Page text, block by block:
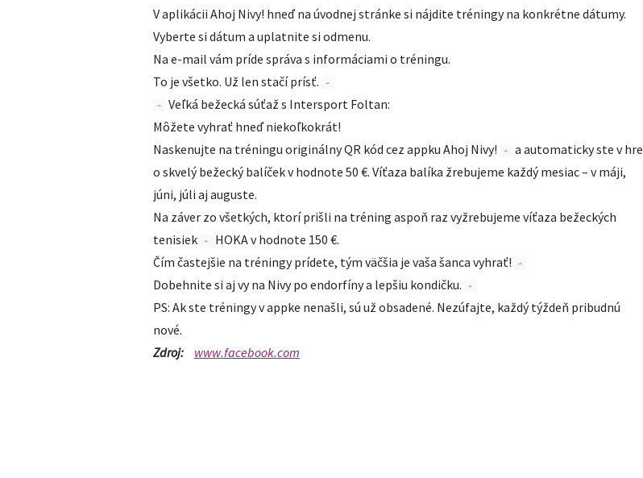
V aplikácii Ahoj Nivy! hneď na úvodnej stránke si nájdite tréningy na konkrétne dátumy.
Vyberte si dátum a uplatnite si odmenu.
Na e-mail vám príde správa s informáciami o tréningu.
To je všetko. Už len stačí prísť.
Veľká bežecká súťaž s Intersport Foltan:
Môžete vyhrať hneď niekoľkokrát!
Naskenujte na tréningu originálny QR kód cez appku Ahoj Nivy!
a automaticky ste v hre
o skvelý bežecký balíček v hodnote 50 €. Víťaza balíka žrebujeme každý mesiac – v máji,
júni, júli aj auguste.
Na záver zo všetkých, ktorí prišli na tréning aspoň raz vyžrebujeme víťaza bežeckých
tenisiek
HOKA v hodnote 150 €.
Čím častejšie na tréningy prídete, tým väčšia je vaša šanca vyhrať!
Dobehnite si aj vy na Nivy po endorfíny a lepšiu kondičku.
PS: Ak ste tréningy v appke nenašli, sú už obsadené. Nezúfajte, každý týždeň pribudnú
nové.
Zdroj:
www.facebook.com